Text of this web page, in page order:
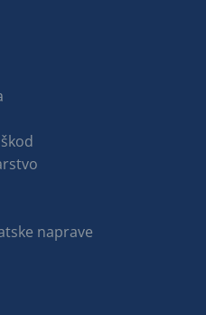
naprave